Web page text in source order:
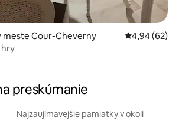
meste Cour-Cheverny Priemerné
4,94 (62)
hry
preskúmanie
Najzaujímavejšie pamiatky v okolí